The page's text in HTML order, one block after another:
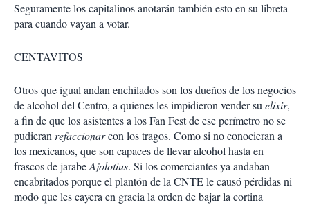
Seguramente los capitalinos anotarán también esto en su libreta
para cuando vayan a votar.
CENTAVITOS
Otros que igual andan enchilados son los dueños de los negocios
de alcohol del Centro, a quienes les impidieron vender su elixir,
a fin de que los asistentes a los Fan Fest de ese perímetro no se
pudieran refaccionarcon los tragos. Como si no conocieran a
los mexicanos, que son capaces de llevar alcohol hasta en
frascos de jarabeAjolotius. Si los comerciantes ya andaban
encabritados porque el plantón de la CNTE le causó pérdidas ni
modo que les cayera en gracia la orden de bajar la cortina